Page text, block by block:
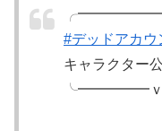
#デッドアカウ
キャラクター
╰━━━━━